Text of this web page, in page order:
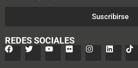
Suscribirse
REDES SOCIALES